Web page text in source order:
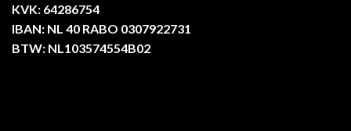
KVK: 64286754
IBAN: NL 40 RABO 0307922731
BTW: NL103574554B02